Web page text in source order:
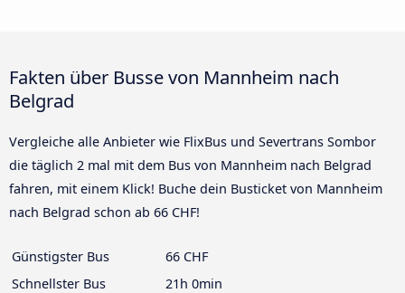
Fakten über Busse von Mannheim nach
Belgrad
Vergleiche alle Anbieter wie FlixBus und Severtrans Sombor
die täglich 2 mal mit dem Bus von Mannheim nach Belgrad
fahren, mit einem Klick! Buche dein Busticket von Mannheim
nach Belgrad schon ab 66 CHF!
Günstigster Bus
66 CHF
Schnellster Bus
21h 0min